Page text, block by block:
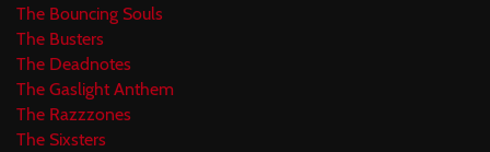
The Bouncing Souls
The Busters
The Deadnotes
The Gaslight Anthem
The Razzzones
The Sixsters